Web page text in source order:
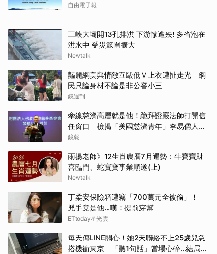
自由電子報
三峽大壩開13孔排洪 下游慘遭殃! 多省泡在
洪水中 受災範圍擴大
Newtalk
豔麗網美與情敵互毆低Ｖ上衣遭扯走光 網
民只論身材不論是非公審小三
鏡週刊
牽線慈濟高層就是他！跪拜證嚴法師打開信
任窗口 檢揭「美國慈濟青年」李易儒人脈
網絡
鏡報
雨揚老師》12生肖農曆7月運勢：牛寶寶財
喜臨門、蛇寶寶事業順遂(上)
Newtalk
丁柔安保險箱遭竊「700萬元全被偷」！
兇手竟是他...嘆：提前穿幫
ETtoday星光雲
每天傳LINE關心！她2天聯絡不上25歲兒急
搭機衝東京 「聽1句話」當場心碎...結局看